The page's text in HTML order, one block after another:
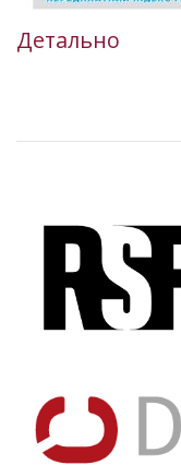
Детально